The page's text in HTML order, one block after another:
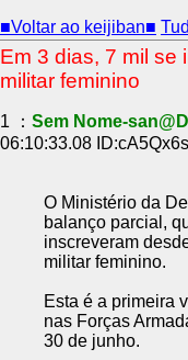
■Voltar ao keijiban■
Em 3 dias, 7 mil se
militar feminino
1 ： Sem Nome-
06:10:33.08
O Ministério da
balanço parcial,
inscreveram
militar feminino.
Esta é a primeira
nas Forças
30 de junho.